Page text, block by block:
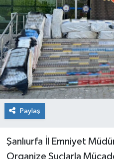
Paylaş
Şanlıurfa İl Emniyet
Organize Suçlarla
Güncel
Gündem
İlim & İrfan
Kültür & Sanat
KURDÎ
Sağlık